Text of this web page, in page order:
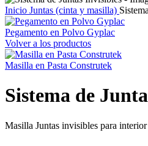
Inicio Juntas (cinta y masilla)
Pegamento en Polvo Gyplac
Volver a los productos
Masilla en Pasta Construtek
Sistema de
Masilla Juntas invisibles para